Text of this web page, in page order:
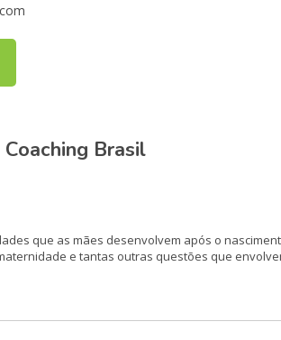
Brasil
que as mães desenvolvem após o
e tantas outras questões que